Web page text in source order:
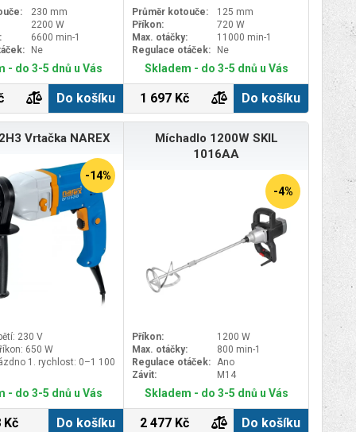
230 mm
2200 W
6600 min-1
Ne
- do 3-5 dnů u Vás
Do košíku
Průměr kotouče:
125 mm
Příkon:
720 W
Max. otáčky:
11000 min-1
Regulace otáček:
Ne
Skladem - do 3-5 dnů u Vás
1 697 Kč Do košíku
Vrtačka NAREX
-14%
230 V
650 W
1. rychlost: 0–1 100
2. rychlost: 0–3 000
- do 3-5 dnů u Vás
Kč Do košíku
Míchadlo 1200W SKIL
1016AA
-4%
Příkon:
1200 W
Max. otáčky:
800 min-1
Regulace otáček: Ano
Závit:
M14
Skladem - do 3-5 dnů u Vás
2 477 Kč Do košíku